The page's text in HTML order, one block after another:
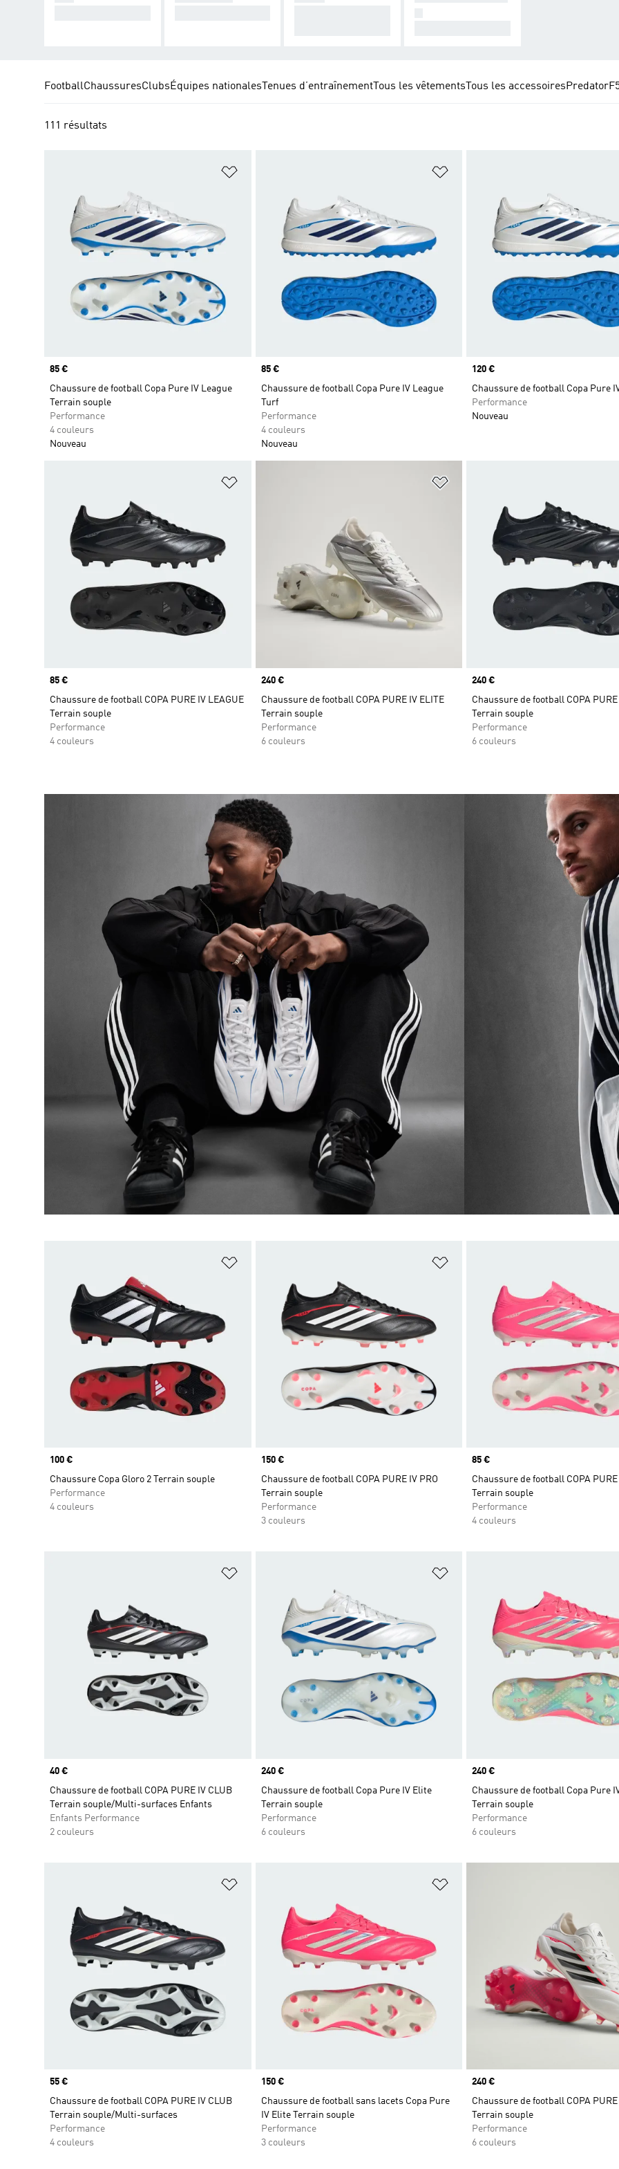
FootballChaussuresClubsÉquipes nationalesTenues d’entraînementTous les vêtementsTous les accessoiresPredator
111 résultats
Prix
85 €
Chaussure de football Copa Pure IV League
Terrain souple
Performance
4 couleurs
Nouveau
Prix
85 €
Chaussure de football Copa Pure IV League
Turf
Performance
4 couleurs
Nouveau
Prix
120 €
Chaussure de football Copa Pure
Performance
Nouveau
Prix
85 €
Chaussure de football COPA PURE IV LEAGUE
Terrain souple
Performance
4 couleurs
Prix
240 €
Chaussure de football COPA PURE IV ELITE
Terrain souple
Performance
6 couleurs
Prix
240 €
Chaussure de football COPA PURE
Terrain souple
Performance
6 couleurs
Prix
100 €
Chaussure Copa Gloro 2 Terrain souple
Performance
4 couleurs
Prix
150 €
Chaussure de football COPA PURE IV PRO
Terrain souple
Performance
3 couleurs
Prix
85 €
Chaussure de football COPA PURE
Terrain souple
Performance
4 couleurs
Prix
40 €
Chaussure de football COPA PURE IV CLUB
Terrain souple/Multi-surfaces Enfants
Enfants Performance
2 couleurs
Prix
240 €
Chaussure de football Copa Pure IV Elite
Terrain souple
Performance
6 couleurs
Prix
240 €
Chaussure de football Copa Pure
Terrain souple
Performance
6 couleurs
Prix
55 €
Chaussure de football COPA PURE IV CLUB
Terrain souple/Multi-surfaces
Performance
4 couleurs
Prix
150 €
Chaussure de football sans lacets Copa Pure
IV Elite Terrain souple
Performance
3 couleurs
Prix
240 €
Chaussure de football COPA PURE
Terrain souple
Performance
6 couleurs